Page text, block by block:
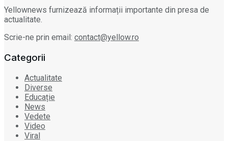
Yellownews furnizează informații importante din presa de
actualitate.
Scrie-ne prin email: contact@yellow.ro
Categorii
Actualitate
Diverse
Educație
News
Vedete
Video
Viral